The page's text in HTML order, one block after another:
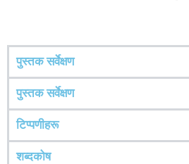
पुस्तक सर्वेक्षण
पुस्तक सर्वेक्षण
टिप्पणीहरू
शब्दकोष